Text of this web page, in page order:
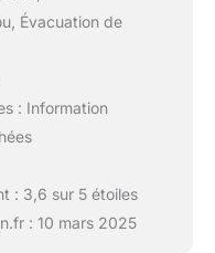
Évacuation de
: Information
: 3,6 sur 5 étoiles
: 10 mars 2025